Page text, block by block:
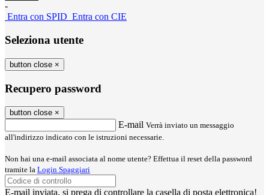
-
Entra con SPID Entra con CIE
Seleziona utente
button close ×
Recupero password
button close ×
E-mail Verrà inviato un messaggio
all'indirizzo indicato con le istruzioni necessarie.
Non hai una e-mail associata al nome utente? Effettua il reset della password
tramite la Login Spaggiari
E-mail inviata, si prega di controllare la casella di posta elettronica!